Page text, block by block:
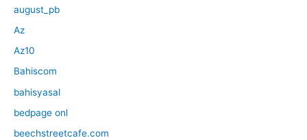
august_pb
Az
Az10
Bahiscom
bahisyasal
bedpage onl
beechstreetcafe.com